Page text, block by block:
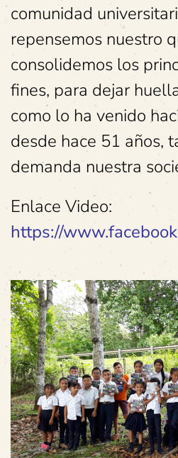
comunidad
repensemos nuestro
consolidemos los
fines, para dejar
como lo ha venido
desde hace 51 años,
demanda nuestra
Enlace Video:
https://